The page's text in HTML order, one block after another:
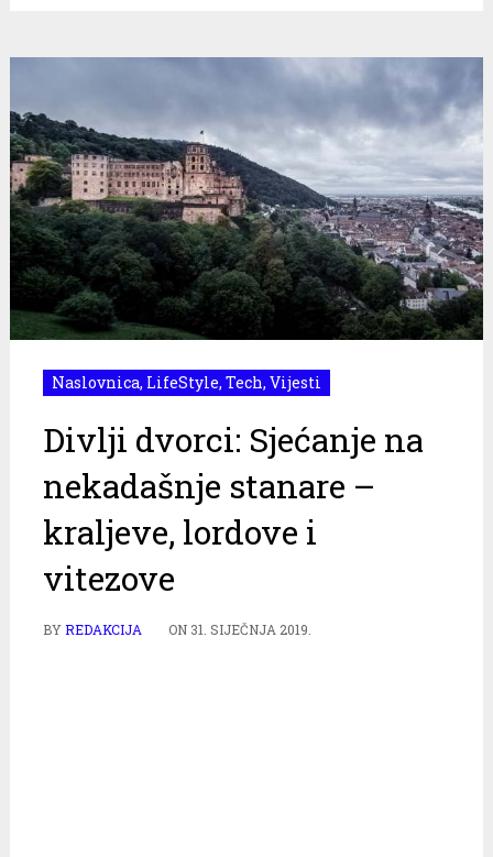
Naslovnica, LifeStyle, Tech, Vijesti
Divlji dvorci: Sjećanje na
nekadašnje stanare –
kraljeve, lordove i
vitezove
BYREDAKCIJA ON 31. SIJEČNJA 2019.